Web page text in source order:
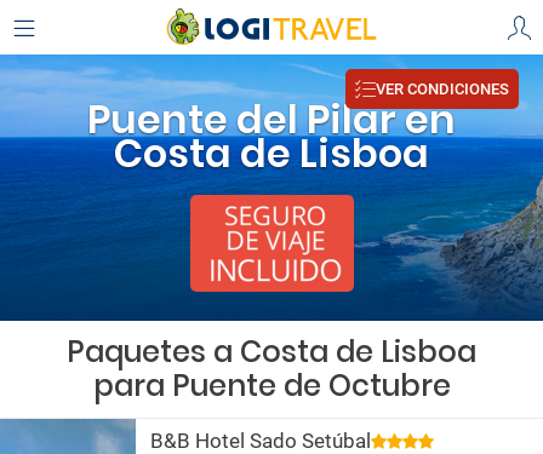
Puente del Pilar en
Costa de Lisboa
VER CONDICIONES
Paquetes a Costa de Lisboa
para Puente de Octubre
B&B Hotel Sado Setúbal